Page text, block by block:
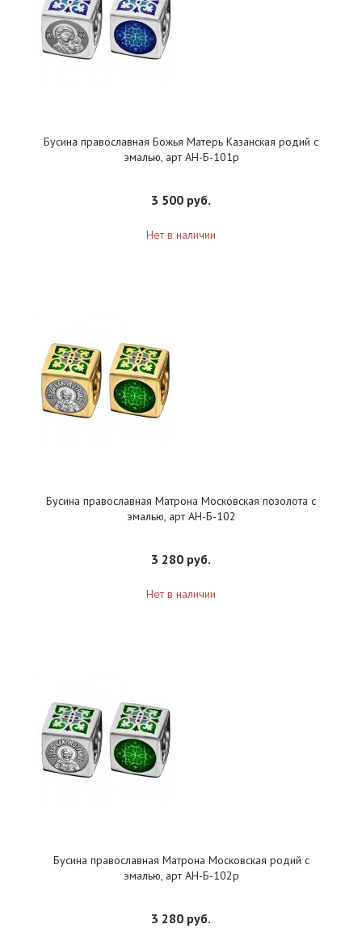
Бусина православная Божья Матерь Казанская родий с
эмалью, арт АН-Б-101р
3 500 руб.
Нет в наличии
Бусина православная Матрона Московская позолота с
эмалью, арт АН-Б-102
3 280 руб.
Нет в наличии
Бусина православная Матрона Московская родий с
эмалью, арт АН-Б-102р
3 280 руб.